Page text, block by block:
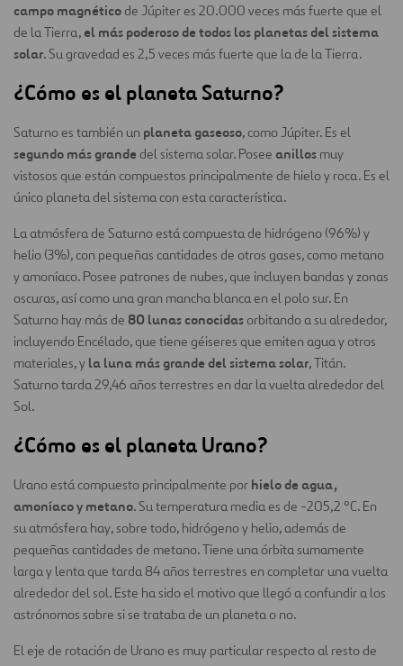
campo magnéticode Júpiter es 20.000 veces más fuerte que el
de la Tierra, el más poderoso de todos los planetas del sistema
solar. Su gravedad es 2,5 veces más fuerte que la de la Tierra.
¿Cómo es el planeta Saturno?
Saturno es también un planeta gaseoso, como Júpiter. Es el
segundo más grande del sistema solar. Posee anillos muy
vistosos que están compuestos principalmente de hielo y roca. Es el
único planeta del sistema con esta característica.
La atmósfera de Saturno está compuesta de hidrógeno (96%) y
helio (3%), con pequeñas cantidades de otros gases, como metano
y amoníaco. Posee patrones de nubes, que incluyen bandas y zonas
oscuras, así como una gran mancha blanca en el polo sur. En
Saturno hay más de 80 lunas conocidasorbitando a su alrededor,
incluyendo Encélado, que tiene géiseres que emiten agua y otros
materiales, y la luna más grande del sistema solar, Titán.
Saturno tarda 29,46 años terrestres en dar la vuelta alrededor del
Sol.
¿Cómo es el planeta Urano?
Urano está compuesto principalmente por hielo de agua,
amoníaco y metano. Su temperatura media es de -205,2 ºC. En
su atmósfera hay, sobre todo, hidrógeno y helio, además de
pequeñas cantidades de metano. Tiene una órbita sumamente
larga y lenta que tarda 84 años terrestres en completar una vuelta
alrededor del sol. Este ha sido el motivo que llegó a confundir a los
astrónomos sobre si se trataba de un planeta o no.
El eje de rotación de Urano es muy particular respecto al resto de